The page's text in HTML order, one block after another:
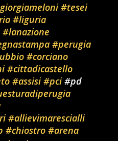
#tesei
#liguria
#lanazione
#perugia
#corciano
#cittadicastello
#assisi #pci#pd
#allievimarescialli
#chiostro #arena